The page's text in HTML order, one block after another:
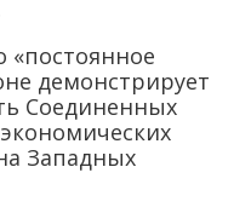
«постоянное
демонстрирует
Соединенных
Западных